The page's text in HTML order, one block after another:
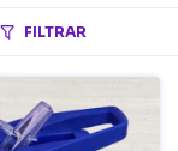
FILTRAR